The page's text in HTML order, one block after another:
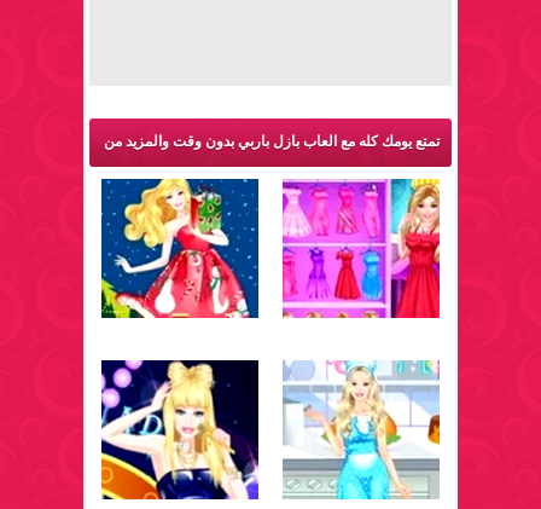
تمتع يومك كله مع العاب بازل باربي بدون وقت والمزيد من
ألعاب باربي: